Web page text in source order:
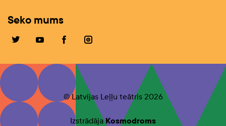
Seko mums
© Latvijas Leļļu teātris 2026
IzstrādājaKosmodroms